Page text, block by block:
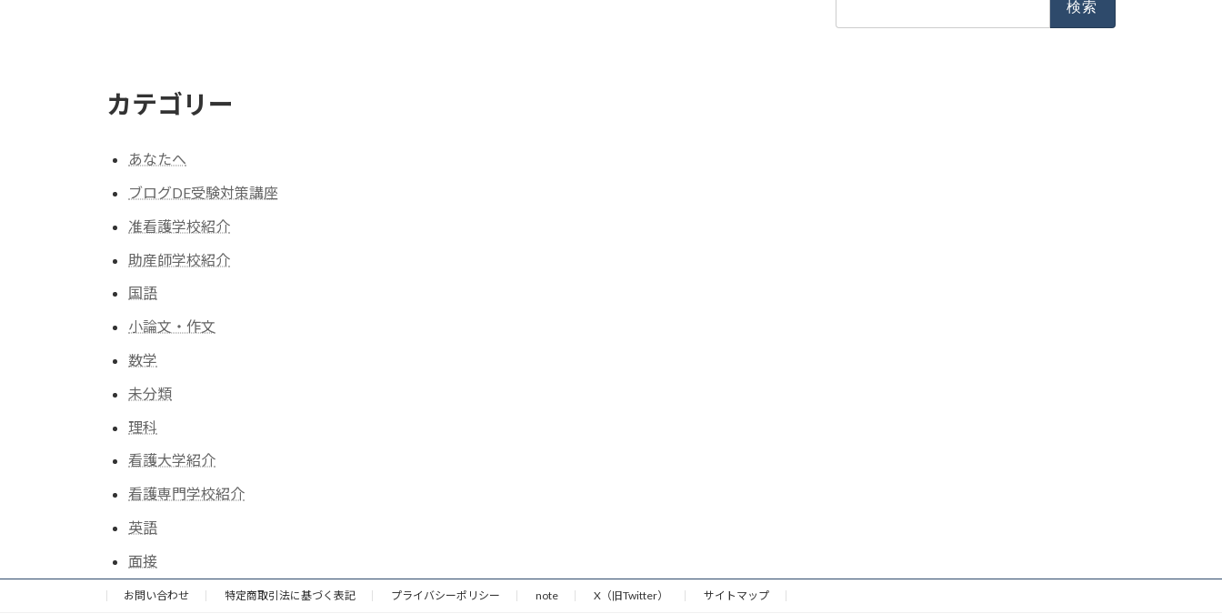
カテゴリー
あなたへ
ブログDE受験対策講座
准看護学校紹介
助産師学校紹介
国語
小論文・作文
数学
未分類
理科
看護大学紹介
看護専門学校紹介
英語
面接
お問い合わせ 特定商取引法に基づく表記 プライバシーポリシー note X（旧Twitter） サイトマップ